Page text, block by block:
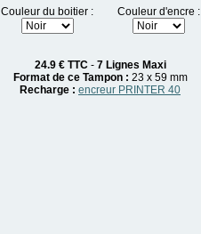
Couleur du boitier :
Couleur d'encre :
24.9 €TTC- 7 Lignes Maxi
Format de ce Tampon : 23 x 59 mm
Recharge : encreur PRINTER 40